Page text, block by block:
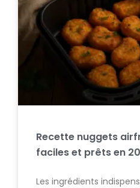
Recette nuggets
faciles et prêts en
Les ingrédients